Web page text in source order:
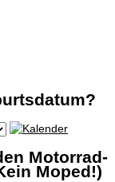
Motorrad-
Moped!)